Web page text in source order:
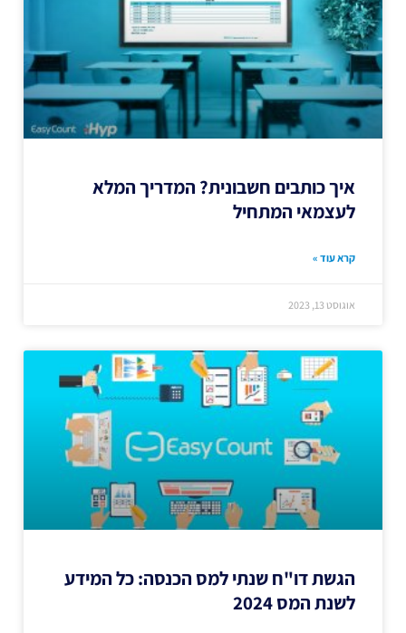
איך כותבים חשבונית? המדריך המלא
לעצמאי המתחיל
קרא עוד »
אוגוסט 13, 2023
הגשת דו"ח שנתי למס הכנסה: כל המידע
לשנת המס 2024